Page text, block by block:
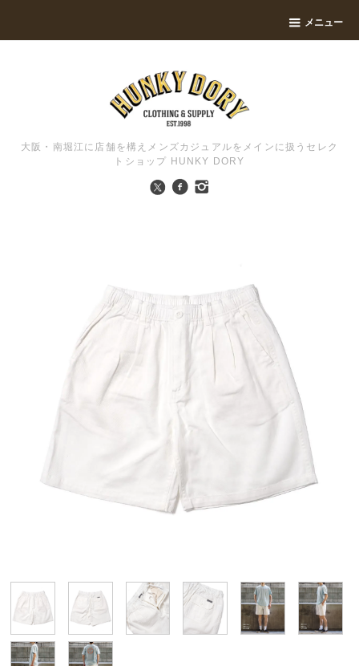
メニュー
大阪・南堀江に店舗を構えメンズカジュアルをメインに扱うセレク
トショップ HUNKY DORY